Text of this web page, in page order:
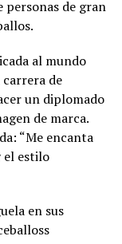
personas de gran
al mundo
de
un diplomado
de marca.
“Me encanta
el estilo
en sus